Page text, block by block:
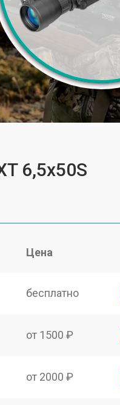
6,5x50S
Цена
бесплатно
от 1500 ₽
от 2000 ₽